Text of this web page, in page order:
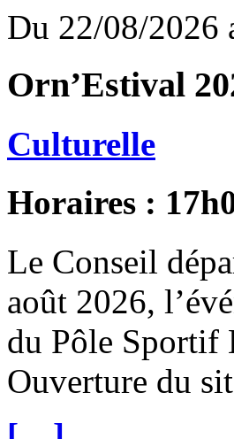
Du 22/08/2026
Orn’Estival
Culturelle
Horaires :
Le Conseil
août 2026,
du Pôle Sportif
Ouverture du